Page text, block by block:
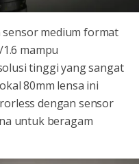
sensor medium format
mampu
tinggi yang sangat
80mm lensa ini
dengan sensor
untuk beragam